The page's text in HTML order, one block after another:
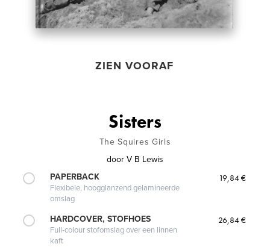
ZIEN VOORAF
Sisters
The Squires Girls
door V B Lewis
PAPERBACK
Flexibele, hoogglanzend gelamineerde
omslag
19,84 €
HARDCOVER, STOFHOES
Full-colour stofomslag over een linnen
kaft
26,84 €